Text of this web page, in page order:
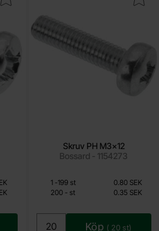
Skruv PH M3x12
Bossard - 1154273
0.35 SEK
Köp ( 20 st)
Mängdrabatt
Pris /st
1 -till
199 st
0.80 SEK
200 - till
st 0.35 SEK